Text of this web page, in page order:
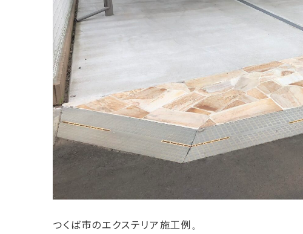
つくば市のエクステリア施工例。